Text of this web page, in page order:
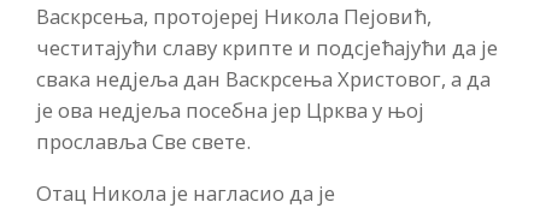
Васкрсења, протојереј Никола Пејовић,
честитајући славу крипте и подсјећајући да је
свака недјеља дан Васкрсења Христовог, а да
је ова недјеља посебна јер Црква у њој
прославља Све свете.
Отац Никола је нагласио да је